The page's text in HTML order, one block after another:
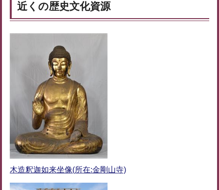
近くの歴史文化資源
木造釈迦如来坐像(所在:金剛山寺)